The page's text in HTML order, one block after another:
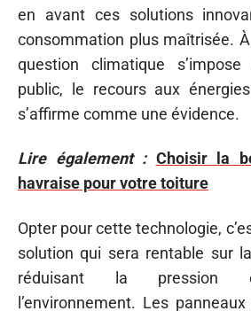
en avant ces solutions
consommation plus maîtrisée.
question climatique s’impose
public, le recours aux
s’affirme comme une évidence.
Lire également : Choisir la
havraise pour votre toiture
Opter pour cette technologie,
solution qui sera rentable sur
réduisant la pression
l’environnement. Les